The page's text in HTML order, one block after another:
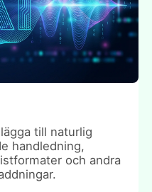
till naturlig
handledning,
och andra